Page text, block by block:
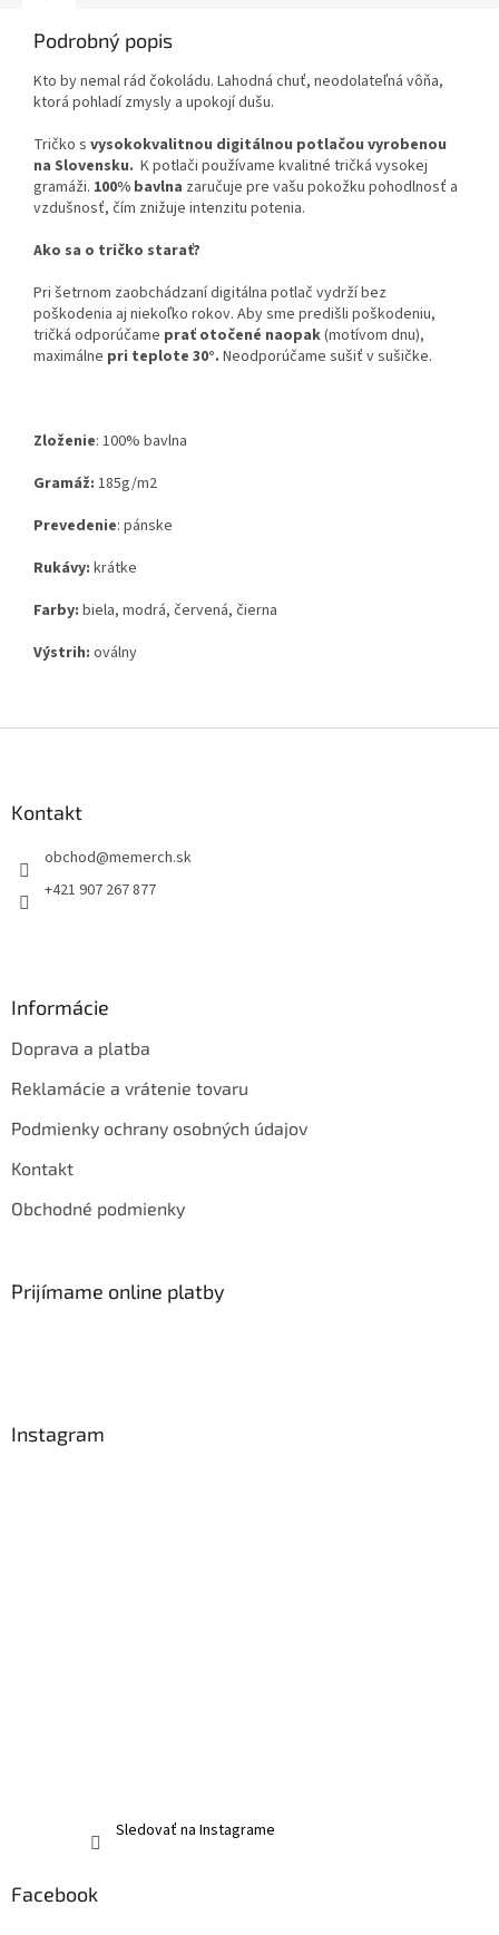
Podrobný popis
Kto by nemal rád čokoládu. Lahodná chuť, neodolateľná vôňa,
ktorá pohladí zmysly a upokojí dušu.
Tričko s vysokokvalitnou digitálnou potlačou vyrobenou
na Slovensku. K potlači používame kvalitné tričká vysokej
gramáži. 100% bavlna zaručuje pre vašu pokožku pohodlnosť a
vzdušnosť, čím znižuje intenzitu potenia.
Ako sa o tričko starať?
Pri šetrnom zaobchádzaní digitálna potlač vydrží bez
poškodenia aj niekoľko rokov. Aby sme predišli poškodeniu,
tričká odporúčame prať otočené naopak(motívom dnu),
maximálne pri teplote 30°. Neodporúčame sušiť v sušičke.
Zloženie: 100% bavlna
Gramáž: 185g/m2
Prevedenie: pánske
Rukávy: krátke
Farby: biela, modrá, červená, čierna
Výstrih: oválny
Kontakt
obchod@memerch.sk
+421 907 267 877
Informácie
Doprava a platba
Reklamácie a vrátenie tovaru
Podmienky ochrany osobných údajov
Kontakt
Obchodné podmienky
Prijímame online platby
Instagram
Sledovať na Instagrame
Facebook